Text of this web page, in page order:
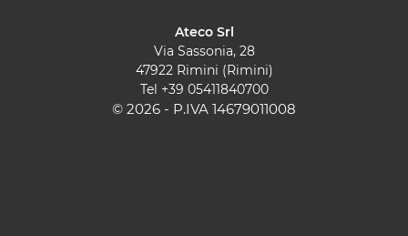
Ateco Srl
Via Sassonia, 28
47922 Rimini (Rimini)
Tel +39 05411840700
© 2026 - P.IVA 14679011008